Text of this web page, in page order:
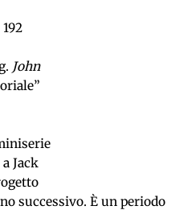
John
Jack
successivo. È un periodo